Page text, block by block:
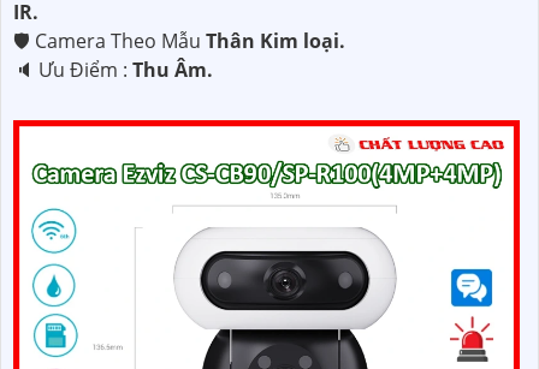
IR.
🛡 Camera Theo Mẫu Thân Kim loại.
️🔈 Ưu Điểm : Thu Âm.